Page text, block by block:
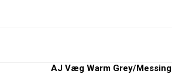
AJ Væg Warm Grey/Messing